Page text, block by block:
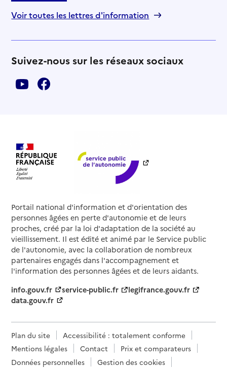
Voir toutes les lettres d'information
Suivez-nous sur les réseaux sociaux
Portail national d'information et d'orientation des
personnes âgées en perte d'autonomie et de leurs
proches, créé par la loi d'adaptation de la société au
vieillissement. Il est édité et animé par le Service public
de l'autonomie, avec la collaboration de nombreux
partenaires engagés dans l'accompagnement et
l'information des personnes âgées et de leurs aidants.
info.gouv.fr
service-public.fr
legifrance.gouv.fr
data.gouv.fr
Plan du site
Accessibilité : totalement conforme
Mentions légales
Contact
Prix et comparateurs
Données personnelles
Gestion des cookies